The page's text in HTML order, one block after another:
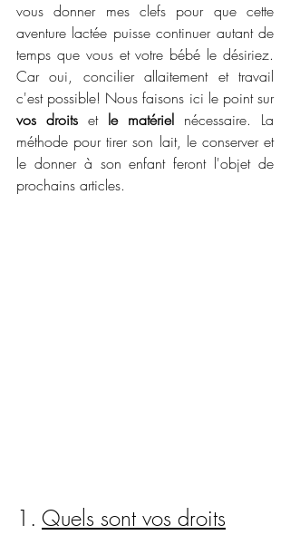
vous donner mes clefs pour que cette
aventure lactée puisse continuer autant de
temps que vous et votre bébé le désiriez.
Car oui, concilier allaitement et travail
c'est possible! Nous faisons ici le point sur
vos droits et le matériel nécessaire. La
méthode pour tirer son lait, le conserver et
le donner à son enfant feront l'objet de
prochains articles.
1. Quels sont vos droits